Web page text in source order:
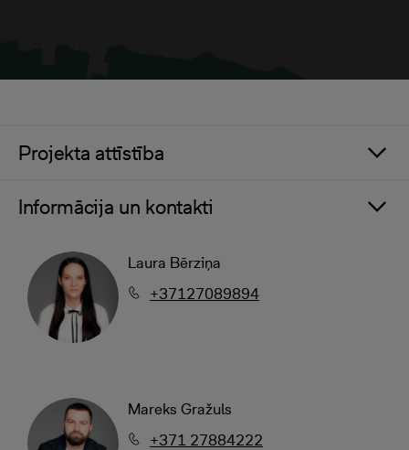
Projekta attīstība
Informācija un kontakti
Laura Bērziņa
+37127089894
Mareks Gražuls
+371 27884222